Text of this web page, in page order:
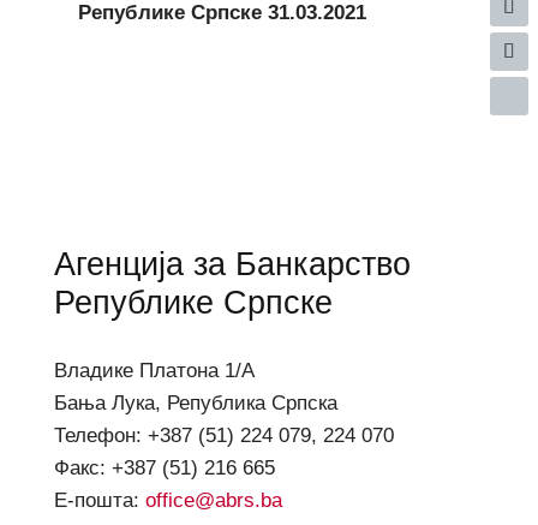
Републике Српске 31.03.2021
Агенција за Банкарство
Републике Српске
Владике Платона 1/А
Бања Лука, Република Српска
Телефон: +387 (51) 224 079, 224 070
Факс: +387 (51) 216 665
Е-пошта: office@abrs.ba